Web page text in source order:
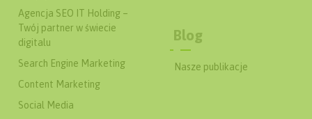
Agencja SEO IT Holding –
Twój partner w świecie
digitalu
Search Engine Marketing
Content Marketing
Social Media
Blog
Nasze publikacje